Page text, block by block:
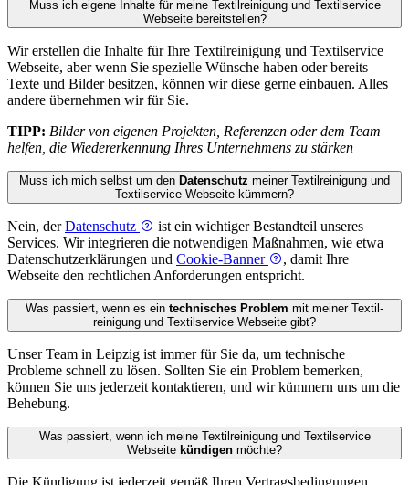
Muss ich eigene Inhalte für meine Textil­reinigung und Textil­service
Webseite bereitstellen?
Wir erstellen die Inhalte für Ihre Textil­reinigung und Textil­service
Webseite, aber wenn Sie spezielle Wünsche haben oder bereits
Texte und Bilder besitzen, können wir diese gerne einbauen. Alles
andere übernehmen wir für Sie.
TIPP: Bilder von eigenen Projekten, Referenzen oder dem Team
helfen, die Wiedererkennung Ihres Unternehmens zu stärken
Muss ich mich selbst um den Datenschutz meiner Textil­reinigung und
Textil­service Webseite kümmern?
Nein, derDatenschutz
ist ein wichtiger Bestandteil unseres
Services. Wir integrieren die notwendigen Maßnahmen, wie etwa
Datenschutzerklärungen und Cookie-Banner
, damit Ihre
Webseite den rechtlichen Anforderungen entspricht.
Was passiert, wenn es ein technisches Problem mit meiner Textil­
reinigung und Textil­service Webseite gibt?
Unser Team in Leipzig ist immer für Sie da, um technische
Probleme schnell zu lösen. Sollten Sie ein Problem bemerken,
können Sie uns jederzeit kontaktieren, und wir kümmern uns um die
Behebung.
Was passiert, wenn ich meine Textil­reinigung und Textil­service
Webseite kündigen möchte?